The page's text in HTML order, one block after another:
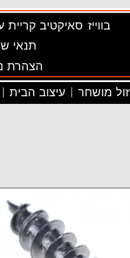
בווייז: סאיקטיב
תנאי
הצהרת
עיצוב הבית מושחר